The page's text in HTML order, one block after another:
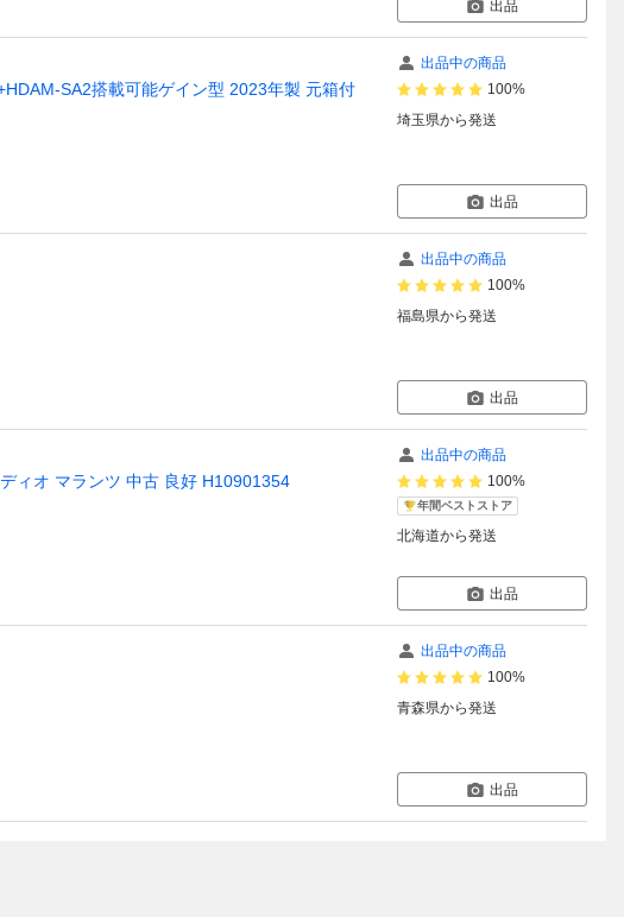
出品
SA2搭載可能ゲイン型 2023年製 元箱付
出品中の商品
100%
埼玉県から発送
出品
出品中の商品
100%
福島県から発送
出品
ィオ マランツ 中古 良好 H10901354
出品中の商品
100%
年間ベストストア
北海道から発送
出品
出品中の商品
100%
青森県から発送
出品